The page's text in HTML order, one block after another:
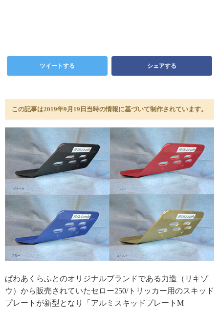
ツイートする シェアする
この記事は2019年9月19日当時の情報に基づいて制作されています。
ぱわあくらふとのオリジナルブランドである力造（リキゾ
ウ）から販売されていたセロー250/トリッカー用のスキッド
プレートが新型となり「アルミスキッドプレートM